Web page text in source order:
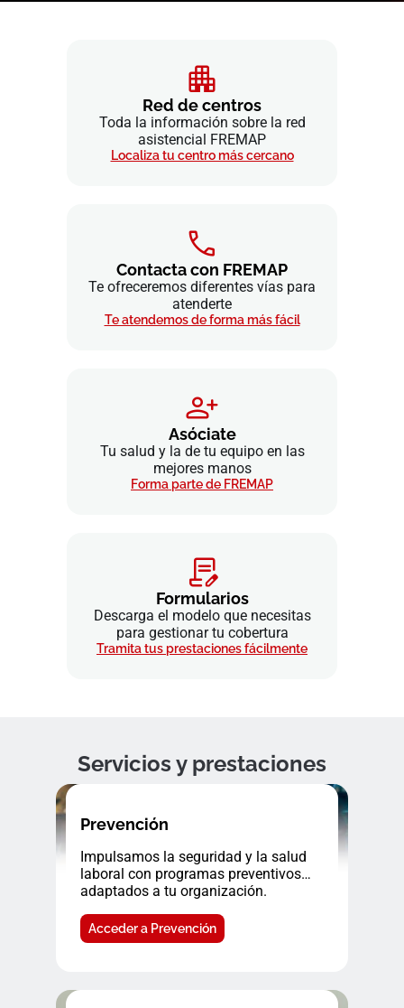
Red de centros
Toda la información sobre la red
asistencial FREMAP
Localiza tu centro más cercano
Contacta con FREMAP
Te ofreceremos diferentes vías para
atenderte
Te atendemos de forma más fácil
Asóciate
Tu salud y la de tu equipo en las
mejores manos
Forma parte de FREMAP
Formularios
Descarga el modelo que necesitas
para gestionar tu cobertura
Tramita tus prestaciones fácilmente
Servicios y prestaciones
Prevención
Impulsamos la seguridad y la salud
laboral con programas preventivos
adaptados a tu organización.
Acceder a Prevención